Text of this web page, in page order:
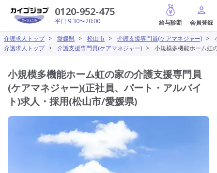
0120-952-475
平日 9:30〜20:00
給与診断
介護求人トップ > 愛媛県 > 松山市 > 介護支援専門員(ケアマネジャー) >
介護求人トップ > 介護支援専門員(ケアマネジャー) > 小規模多機能ホーム虹
小規模多機能ホーム虹の家の介護支援専門員
(ケアマネジャー)(正社員、パート・アルバイ
ト)求人・採用(松山市/愛媛県)